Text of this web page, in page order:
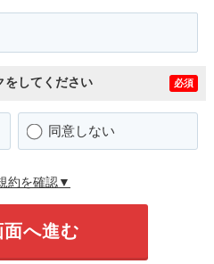
をしてください 必須
同意しない
約を確認▼